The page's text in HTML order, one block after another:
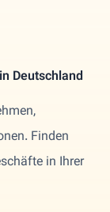
Deutschland
Finden
in Ihrer